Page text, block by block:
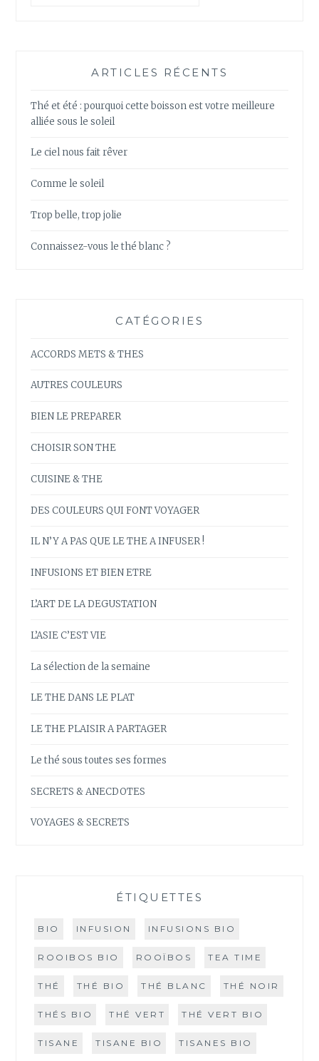
ARTICLES RÉCENTS
Thé et été : pourquoi cette boisson est votre meilleure
alliée sous le soleil
Le ciel nous fait rêver
Comme le soleil
Trop belle, trop jolie
Connaissez-vous le thé blanc ?
CATÉGORIES
ACCORDS METS & THES
AUTRES COULEURS
BIEN LE PREPARER
CHOISIR SON THE
CUISINE & THE
DES COULEURS QUI FONT VOYAGER
IL N’Y A PAS QUE LE THE A INFUSER !
INFUSIONS ET BIEN ETRE
L’ART DE LA DEGUSTATION
L’ASIE C’EST VIE
La sélection de la semaine
LE THE DANS LE PLAT
LE THE PLAISIR A PARTAGER
Le thé sous toutes ses formes
SECRETS & ANECDOTES
VOYAGES & SECRETS
ÉTIQUETTES
BIO INFUSION INFUSIONS BIO
ROOIBOS BIO ROOÏBOS TEA TIME
THÉ THÉ BIO THÉ BLANC THÉ NOIR
THÉS BIO THÉ VERT THÉ VERT BIO
TISANE TISANE BIO TISANES BIO